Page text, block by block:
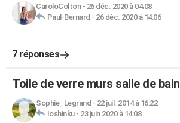
CaroloColton- 26 déc. 2020 à 04:08
Paul-Bernard - 26 déc. 2020 à 14:06
7 réponses
Toile de verre murs salle de bain
Sophie_Legrand - 22 juil. 2014 à 16:22
Ioshinku- 23 juin 2020 à 14:08